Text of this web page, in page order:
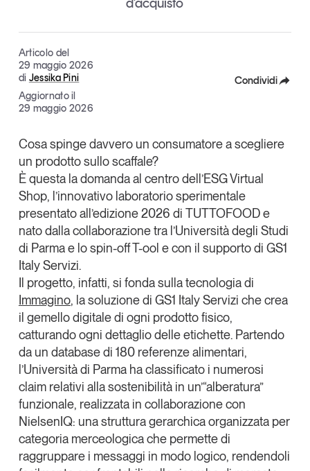
Dossier
Il Numero
Interviste
Comunicati stampa
Video
Podcast
Eventi e formazione
Tutti gli appuntamenti
Chi siamo
Contatti
Tendenze Journal
La nostra newsletter nella tua email
Iscriviti
Articolo del
29 maggio 2026
di Jessika Pini
Aggiornato il
29 maggio 2026
Condividi
Copia Link
Cosa spinge davvero un consumatore a scegliere
un prodotto sullo scaffale?
È questa la domanda al centro dell’ESG Virtual
Shop, l’innovativo laboratorio sperimentale
presentato all’edizione 2026 di TUTTOFOODe
nato dalla collaborazione tra l’Università degli Studi
di Parmae lospin-off T-ool e con il supporto di GS1
Italy Servizi.
Il progetto, infatti, si fonda sulla tecnologia di
Immagino, la soluzione di GS1 Italy Servizi checrea
il gemello digitale di ogni prodotto fisico,
catturando ogni dettaglio delle etichette. Partendo
da un database di 180 referenze alimentari,
l’Università di Parma ha classificato i numerosi
claim relativi alla sostenibilitàin un’“alberatura”
funzionale, realizzata in collaborazione con
NielsenIQ: una struttura gerarchica organizzata per
categoria merceologica che permette di
raggruppare i messaggi in modo logico, rendendoli